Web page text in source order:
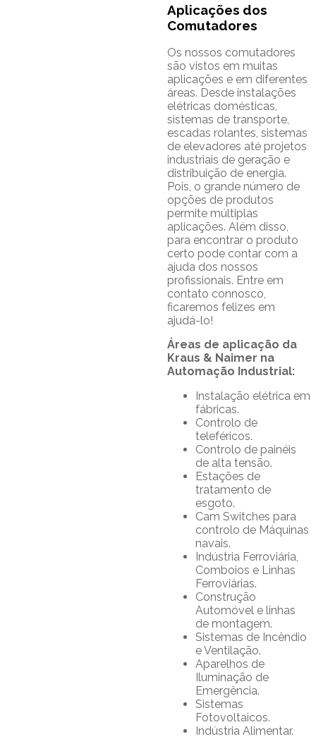
Aplicações dos
Comutadores
Os nossos comutadores
são vistos em muitas
aplicações e em diferentes
áreas. Desde instalações
elétricas domésticas,
sistemas de transporte,
escadas rolantes, sistemas
de elevadores até projetos
industriais de geração e
distribuição de energia.
Pois, o grande número de
opções de produtos
permite múltiplas
aplicações. Além disso,
para encontrar o produto
certo pode contar com a
ajuda dos nossos
profissionais. Entre em
contato connosco,
ficaremos felizes em
ajudá-lo!
Áreas de aplicação da
Kraus & Naimer na
Automação Industrial:
Instalação elétrica em
fábricas.
Controlo de
teleféricos.
Controlo de painéis
de alta tensão.
Estações de
tratamento de
esgoto.
Cam Switches para
controlo de Máquinas
navais.
Indústria Ferroviária,
Comboios e Linhas
Ferroviárias.
Construção
Automóvel e linhas
de montagem.
Sistemas de Incêndio
e Ventilação.
Aparelhos de
Iluminação de
Emergência.
Sistemas
Fotovoltaicos.
Indústria Alimentar.